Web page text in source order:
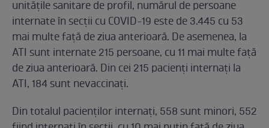
unitățile sanitare de profil, numărul de persoane
internate în secții cu COVID-19 este de 3.445 cu 53
mai multe față de ziua anterioară. De asemenea, la
ATI sunt internate 215 persoane, cu 11 mai multe față
de ziua anterioară. Din cei 215 pacienți internați la
ATI, 184 sunt nevaccinați.
Din totalul pacienților internați, 558 sunt minori, 552